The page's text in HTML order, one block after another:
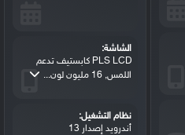
الشاشة:
PLS LCD كابستيف تدعم
اللمس, 16 مليون لون...
نظام التشغيل:
أندرويد إصدار 13